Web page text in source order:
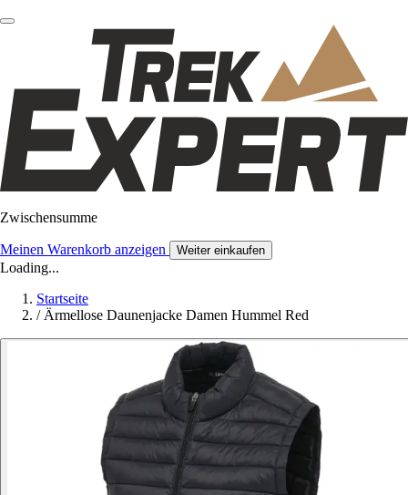
Zwischensumme
Meinen Warenkorb anzeigen Weiter einkaufen
Loading...
Startseite
/ Ärmellose Daunenjacke Damen Hummel Red